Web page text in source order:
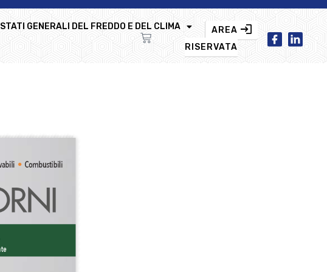
STATI GENERALI DEL FREDDO E DEL CLIMA
AREA
RISERVATA